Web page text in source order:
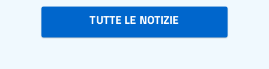
TUTTE LE NOTIZIE